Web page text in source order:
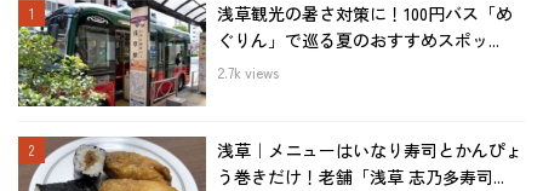
浅草観光の暑さ対策に！100円バス「め
ぐりん」で巡る夏のおすすめスポッ...
2.7k views
浅草｜メニューはいなり寿司とかんぴょ
う巻きだけ！老舗「浅草 志乃多寿司...